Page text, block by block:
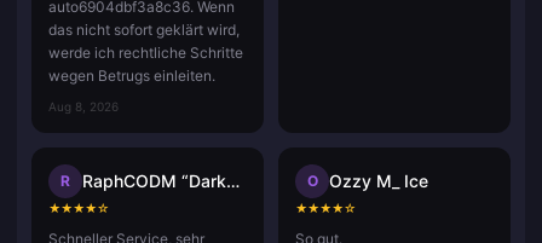
auto6904dbf3a8c36. Wenn
das nicht sofort geklärt wird,
werde ich rechtliche Schritte
wegen Betrugs einleiten.
Aug 8, 2026
R RaphCODM “Darkninja_Agma.io”
★★★★☆
Schneller Service, sehr
O Ozzy M_ Ice
★★★★☆
So gut.